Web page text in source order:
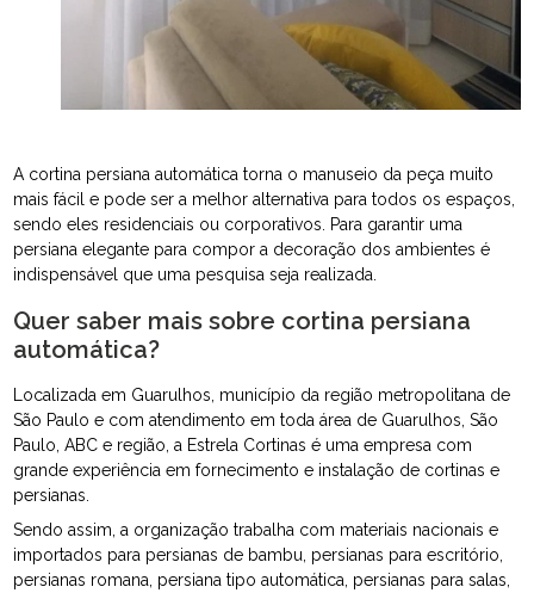
A cortina persiana automática torna o manuseio da peça muito
mais fácil e pode ser a melhor alternativa para todos os espaços,
sendo eles residenciais ou corporativos. Para garantir uma
persiana elegante para compor a decoração dos ambientes é
indispensável que uma pesquisa seja realizada.
Quer saber mais sobre cortina persiana
automática?
Localizada em Guarulhos, município da região metropolitana de
São Paulo e com atendimento em toda área de Guarulhos, São
Paulo, ABC e região, a Estrela Cortinas é uma empresa com
grande experiência em fornecimento e instalação de cortinas e
persianas.
Sendo assim, a organização trabalha com materiais nacionais e
importados para persianas de bambu, persianas para escritório,
persianas romana, persiana tipo automática, persianas para salas,